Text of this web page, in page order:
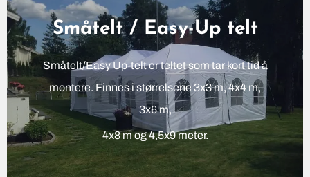
Småtelt / Easy-Up telt
Småtelt/Easy Up-telt er teltet som tar kort tid å
montere. Finnes i størrelsene 3x3 m, 4x4 m,
3x6 m,
4x8 m og 4,5x9 meter.